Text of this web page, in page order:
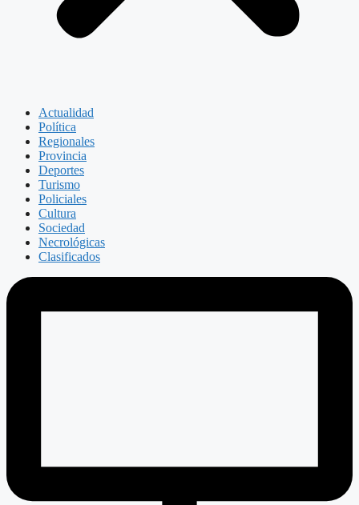
Actualidad
Política
Regionales
Provincia
Deportes
Turismo
Policiales
Cultura
Sociedad
Necrológicas
Clasificados